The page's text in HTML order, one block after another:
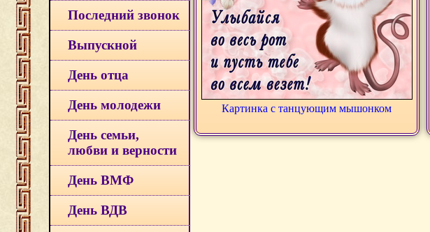
Последний звонок
Выпускной
День отца
День молодежи
День семьи,
любви и верности
День ВМФ
День ВДВ
Картинка с танцующим мышонком